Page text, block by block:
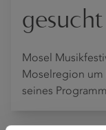
gesucht
Mosel
Moselregion
seines